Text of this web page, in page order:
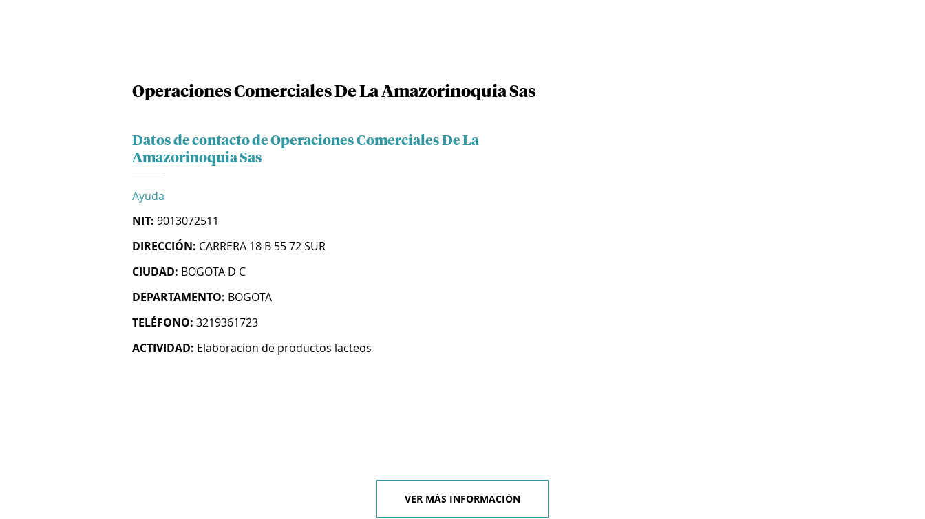
Operaciones Comerciales De La Amazorinoquia Sas
Datos de contacto de Operaciones Comerciales De La
Amazorinoquia Sas
Ayuda
NIT: 9013072511
DIRECCIÓN: CARRERA 18 B 55 72 SUR
CIUDAD: BOGOTA D C
DEPARTAMENTO: BOGOTA
TELÉFONO: 3219361723
ACTIVIDAD: Elaboracion de productos lacteos
VER MÁS INFORMACIÓN